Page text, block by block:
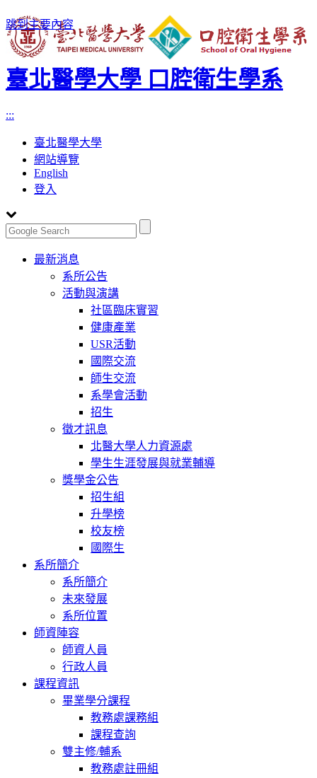
跳到主要內容
臺北醫學大學 口腔衛生學系
:::
臺北醫學大學
網站導覽
English
登入
Toggle
navigation
最新消息
系所公告
活動與演講
社區臨床實習
健康產業
USR活動
國際交流
師生交流
系學會活動
招生
徵才訊息
北醫大學人力資源處
學生生涯發展與就業輔導
獎學金公告
招生組
升學榜
校友榜
國際生
系所簡介
系所簡介
未來發展
系所位置
師資陣容
師資人員
行政人員
課程資訊
畢業學分課程
教務處課務組
課程查詢
雙主修/輔系
教務處註冊組